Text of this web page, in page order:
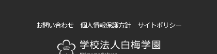
お問い合わせ 個人情報保護方針 サイトポリシー